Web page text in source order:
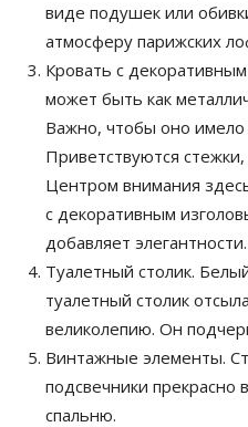
виде подушек или
атмосферу парижских
Кровать с
может быть как
Важно, чтобы оно
Приветствуются
Центром внимания
с декоративным
добавляет элегантности.
Туалетный столик.
туалетный столик
великолепию. Он
Винтажные элементы.
подсвечники прекрасно
спальню.